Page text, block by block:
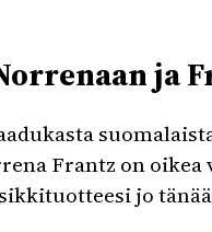
ja
Frantz on
jo